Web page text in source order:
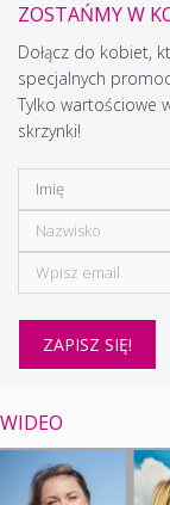
ZOSTAŃMY W
Dołącz do kobiet,
specjalnych
Tylko wartościowe
skrzynki!
WIDEO